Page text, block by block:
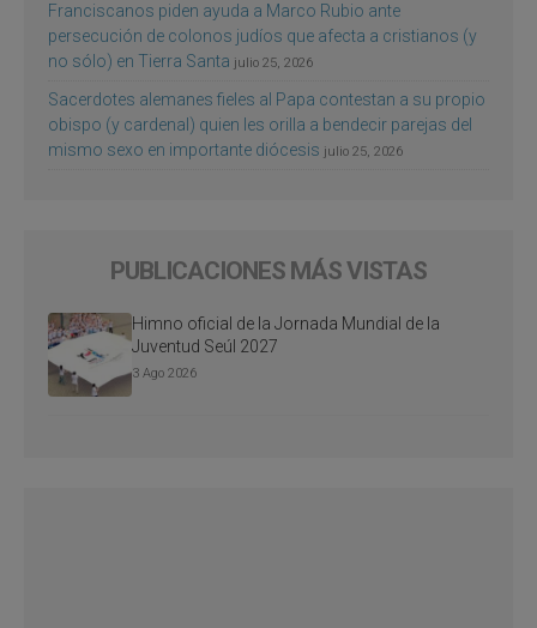
Franciscanos piden ayuda a Marco Rubio ante
persecución de colonos judíos que afecta a cristianos (y
no sólo) en Tierra Santa julio 25, 2026
Sacerdotes alemanes fieles al Papa contestan a su propio
obispo (y cardenal) quien les orilla a bendecir parejas del
mismo sexo en importante diócesis julio 25, 2026
PUBLICACIONES MÁS VISTAS
Himno oficial de la Jornada Mundial de la
Juventud Seúl 2027
3 Ago 2026